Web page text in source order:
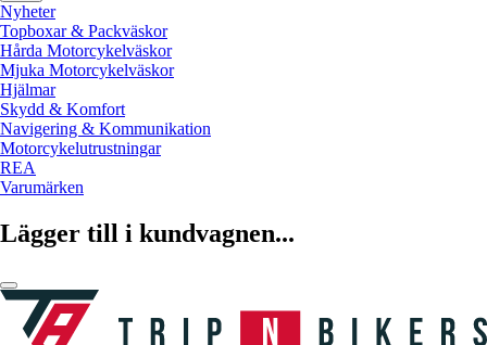
Nyheter
Topboxar & Packväskor
Hårda Motorcykelväskor
Mjuka Motorcykelväskor
Hjälmar
Skydd & Komfort
Navigering & Kommunikation
Motorcykelutrustningar
REA
Varumärken
Lägger till i kundvagnen...